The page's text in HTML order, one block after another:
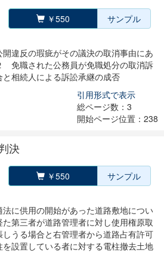
￥550 サンプル
違反の瑕疵がその議決の取消事由にあ
免職された公務員が免職処分の取消訴
相続人による訴訟承継の成否
引用形式で表示
総ページ数：3
開始ページ位置：238
決
￥550 サンプル
に供用の開始があった道路敷地につい
第三者が道路管理者に対し使用権原取
うる場合と右管理者から道路占有許可
設置している者に対する電柱撤去土地